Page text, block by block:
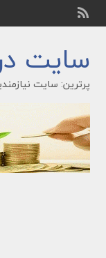
سایت
پرترین: سایت